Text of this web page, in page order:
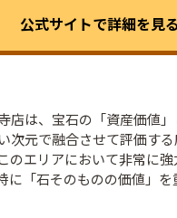
公式サイトで詳細を見る
店は、宝石の「資産価値
次元で融合させて評価す
のエリアにおいて非常に
に「石そのものの価値」